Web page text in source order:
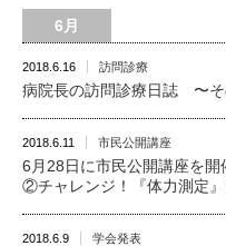
6月
2018.6.16 訪問診療
病院長の訪問診療日誌 〜そ
2018.6.11 市民公開講座
6月28日に市民公開講座を
②チャレンジ！『体力測定』
2018.6.9 学会発表